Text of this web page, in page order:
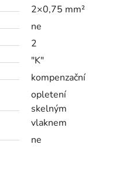
2×0,75 mm²
ne
2
"K"
kompenzační
opletení
skelným
vlaknem
ne